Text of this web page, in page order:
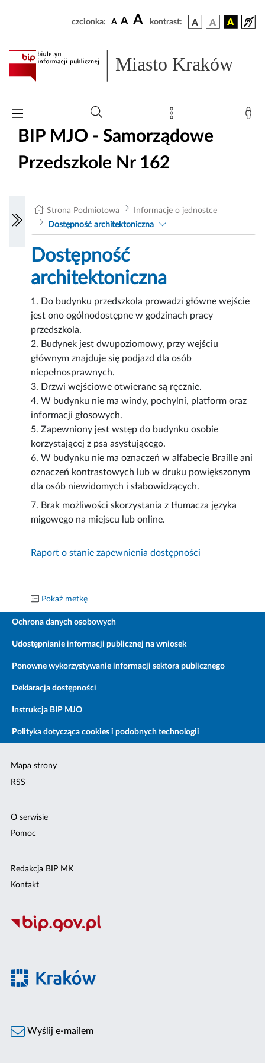
czcionka: A A A kontrast:
Miasto Kraków
BIP MJO - Samorządowe
Przedszkole Nr 162
Strona Podmiotowa
Informacje o jednostce
Dostępność architektoniczna
Dostępność
architektoniczna
1. Do budynku przedszkola prowadzi główne wejście
jest ono ogólnodostępne w godzinach pracy
przedszkola.
2. Budynek jest dwupoziomowy, przy wejściu
głównym znajduje się podjazd dla osób
niepełnosprawnych.
3. Drzwi wejściowe otwierane są ręcznie.
4. W budynku nie ma windy, pochylni, platform oraz
informacji głosowych.
5. Zapewniony jest wstęp do budynku osobie
korzystającej z psa asystującego.
6. W budynku nie ma oznaczeń w alfabecie Braille ani
oznaczeń kontrastowych lub w druku powiększonym
dla osób niewidomych i słabowidzących.
7. Brak możliwości skorzystania z tłumacza języka
migowego na miejscu lub online.
Raport o stanie zapewnienia dostępności
Pokaż metkę
Ochrona danych osobowych
Udostępnianie informacji publicznej na wniosek
Ponowne wykorzystywanie informacji sektora publicznego
Deklaracja dostępności
Instrukcja BIP MJO
Polityka dotycząca cookies i podobnych technologii
Mapa strony
RSS
O serwisie
Pomoc
Redakcja BIP MK
Kontakt
Wyślij e-mailem